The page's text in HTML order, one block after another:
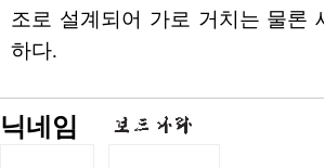
조로 설계되어 가로 거치는 물론
하다.
닉네임